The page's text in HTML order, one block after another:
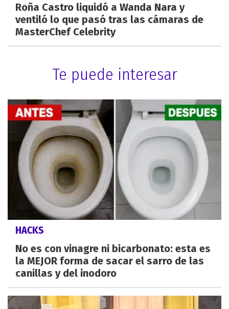
Roña Castro liquidó a Wanda Nara y
ventiló lo que pasó tras las cámaras de
MasterChef Celebrity
Te puede interesar
HACKS
No es con vinagre ni bicarbonato: esta es
la MEJOR forma de sacar el sarro de las
canillas y del inodoro